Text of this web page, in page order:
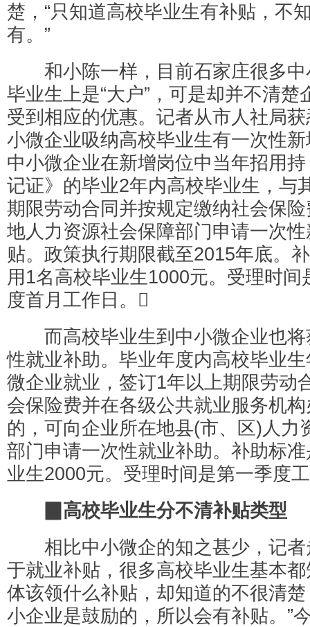
楚，“只知道高校毕业生有补贴，不
有。”
和小陈一样，目前石家庄很多中
毕业生上是“大户”，可是却并不清楚
受到相应的优惠。记者从市人社局
小微企业吸纳高校毕业生有一次性
中小微企业在新增岗位中当年招用
记证》的毕业2年内高校毕业生，与
期限劳动合同并按规定缴纳社会保
地人力资源社会保障部门申请一次
贴。政策执行期限截至2015年底。
用1名高校毕业生1000元。受理时间
度首月工作日。
而高校毕业生到中小微企业也将
性就业补助。毕业年度内高校毕业
微企业就业，签订1年以上期限劳动
会保险费并在各级公共就业服务机
的，可向企业所在地县(市、区)人力
部门申请一次性就业补助。补助标
业生2000元。受理时间是第一季度
▉高校毕业生分不清补贴类型
相比中小微企的知之甚少，记者
于就业补贴，很多高校毕业生基本
体该领什么补贴，却知道的不很清楚
小企业是鼓励的，所以会有补贴。”